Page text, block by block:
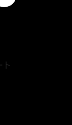
ト